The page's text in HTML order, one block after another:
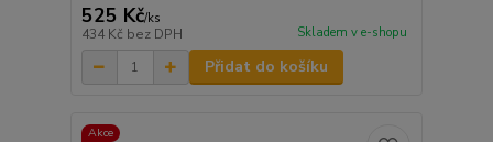
525 Kč/ks
434 Kč bez DPH Skladem v e-shopu
Přidat do košíku
Akce